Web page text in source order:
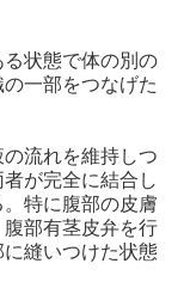
状態で体の別の
一部をつなげた
流れを維持しつ
が完全に結合し
特に腹部の皮膚
部有茎皮弁を行
縫いつけた状態